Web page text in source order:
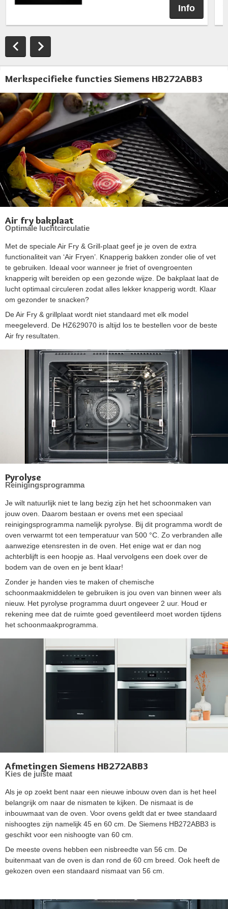
Info
Merkspecifieke functies Siemens HB272ABB3
Air fry bakplaat
Optimale luchtcirculatie
Met de speciale Air Fry & Grill-plaat geef je je oven de extra
functionaliteit van ‘Air Fryen’. Knapperig bakken zonder olie of vet
te gebruiken. Ideaal voor wanneer je friet of ovengroenten
knapperig wilt bereiden op een gezonde wijze. De bakplaat laat de
lucht optimaal circuleren zodat alles lekker knapperig wordt. Klaar
om gezonder te snacken?
De Air Fry & grillplaat wordt niet standaard met elk model
meegeleverd. De HZ629070 is altijd los te bestellen voor de beste
Air fry resultaten.
Pyrolyse
Reinigingsprogramma
Je wilt natuurlijk niet te lang bezig zijn het het schoonmaken van
jouw oven. Daarom bestaan er ovens met een speciaal
reinigingsprogramma namelijk pyrolyse. Bij dit programma wordt de
oven verwarmt tot een temperatuur van 500 °C. Zo verbranden alle
aanwezige etensresten in de oven. Het enige wat er dan nog
achterblijft is een hoopje as. Haal vervolgens een doek over de
bodem van de oven en je bent klaar!
Zonder je handen vies te maken of chemische
schoonmaakmiddelen te gebruiken is jou oven van binnen weer als
nieuw. Het pyrolyse programma duurt ongeveer 2 uur. Houd er
rekening mee dat de ruimte goed geventileerd moet worden tijdens
het schoonmaakprogramma.
Afmetingen Siemens HB272ABB3
Kies de juiste maat
Als je op zoekt bent naar een nieuwe inbouw oven dan is het heel
belangrijk om naar de nismaten te kijken. De nismaat is de
inbouwmaat van de oven. Voor ovens geldt dat er twee standaard
nishoogtes zijn namelijk 45 en 60 cm. De Siemens HB272ABB3 is
geschikt voor een nishoogte van 60 cm.
De meeste ovens hebben een nisbreedte van 56 cm. De
buitenmaat van de oven is dan rond de 60 cm breed. Ook heeft de
gekozen oven een standaard nismaat van 56 cm.